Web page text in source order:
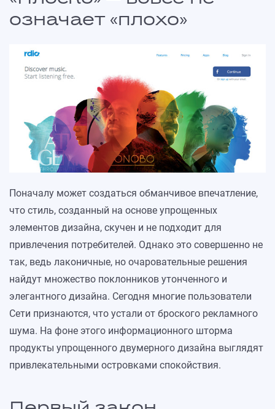
означает «плохо»
Поначалу может создаться обманчивое впечатление,
что стиль, созданный на основе упрощенных
элементов дизайна, скучен и не подходит для
привлечения потребителей. Однако это совершенно не
так, ведь лаконичные, но очаровательные решения
найдут множество поклонников утонченного и
элегантного дизайна. Сегодня многие пользователи
Сети признаются, что устали от броского рекламного
шума. На фоне этого информационного шторма
продукты упрощенного двумерного дизайна выглядят
привлекательными островками спокойствия.